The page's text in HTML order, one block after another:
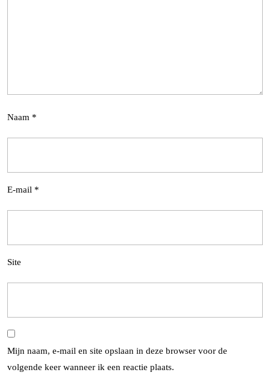
Naam *
E-mail *
Site
Mijn naam, e-mail en site opslaan in deze browser voor de
volgende keer wanneer ik een reactie plaats.